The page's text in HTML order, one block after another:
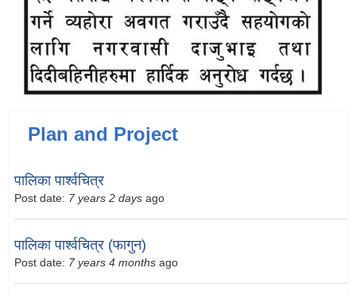
Plan and Project
पालिका पार्श्वचित्र
Post date: 7 years 2 days ago
पालिका पार्श्वचित्र (फागुन)
Post date: 7 years 4 months ago